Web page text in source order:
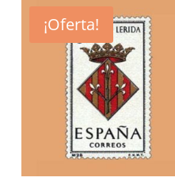
¡Oferta!